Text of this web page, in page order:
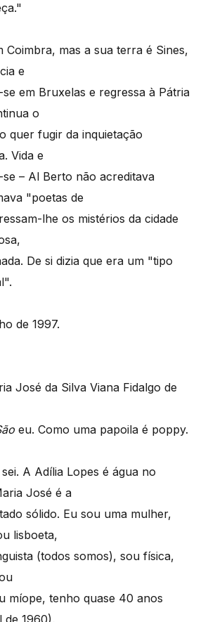
Coimbra, mas a sua terra é Sines,
e
em Bruxelas e regressa à Pátria
o
quer fugir da inquietação
Vida e
– Al Berto não acreditava
"poetas de
lhe os mistérios da cidade
De si dizia que era um "tipo
de 1997.
José da Silva Viana Fidalgo de
eu. Como uma papoila é poppy.
A Adília Lopes é água no
José é a
sólido. Eu sou uma mulher,
lisboeta,
(todos somos), sou física,
míope, tenho quase 40 anos